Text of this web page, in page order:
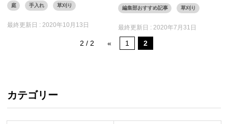
庭 手入れ 草刈り
最終更新日 : 2020年10月13日
編集部おすすめ記事 草刈り
最終更新日 :2020年7月31日
2 / 2 « 1 2
カテゴリー